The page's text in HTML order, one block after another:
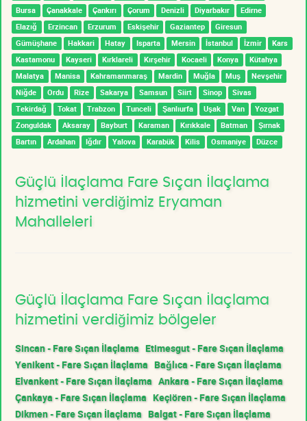
Bursa Çanakkale Çankırı Çorum Denizli Diyarbakır
Edirne
Elazığ
Erzincan Erzurum Eskişehir Gaziantep
Giresun
Gümüşhane
Hakkari Hatay Isparta Mersin İstanbul İzmir
Kars
Kastamonu
Kayseri Kırklareli Kırşehir Kocaeli Konya
Kütahya
Malatya
Manisa Kahramanmaraş Mardin Muğla Muş
Nevşehir
Niğde
Ordu Rize Sakarya Samsun Siirt Sinop
Sivas
Tekirdağ
Tokat Trabzon Tunceli Şanlıurfa Uşak Van
Yozgat
Zonguldak
Aksaray Bayburt Karaman Kırıkkale Batman
Şırnak
Bartın
Ardahan Iğdır Yalova Karabük Kilis Osmaniye Düzce
Güçlü İlaçlama Fare Sıçan İlaçlama
hizmetini verdiğimiz Eryaman
Mahalleleri
Güçlü İlaçlama Fare Sıçan İlaçlama
hizmetini verdiğimiz bölgeler
Sincan - Fare Sıçan İlaçlama Etimesgut - Fare Sıçan İlaçlama
Yenikent - Fare Sıçan İlaçlama Bağlıca - Fare Sıçan İlaçlama
Elvankent - Fare Sıçan İlaçlama Ankara - Fare Sıçan İlaçlama
Çankaya - Fare Sıçan İlaçlama Keçiören - Fare Sıçan İlaçlama
Dikmen - Fare Sıçan İlaçlama Balgat - Fare Sıçan İlaçlama